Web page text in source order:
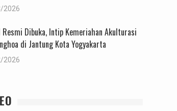
2026
Resmi Dibuka, Intip Kemeriahan Akulturasi
di Jantung Kota Yogyakarta
2026